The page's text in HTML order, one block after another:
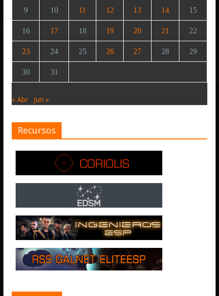
9 10 11 12 13 14 15
16 17 18 19 20 21 22
23 24 25 26 27 28 29
30 31
« Abr Jun »
Recursos